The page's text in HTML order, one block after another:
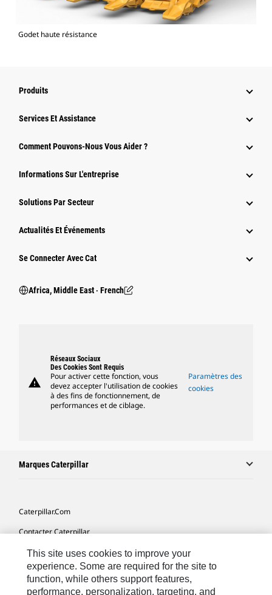
Godet haute résistance
Produits
Services Et Assistance
Comment Pouvons-Nous Vous Aider ?
Informations Sur L'entreprise
Solutions Par Secteur
Actualités Et Événements
Se Connecter Avec Cat
Africa, Middle East ‧ French
warning
Réseaux Sociaux
Des Cookies Sont Requis
Pour activer cette fonction, vous
devez accepter l'utilisation de cookies
à des fins de fonctionnement, de
performances et de ciblage.
Paramètres des
cookies
Marques Caterpillar
Caterpillar.com
Contacter Caterpillar
Mes Préférences Marketing
Plan Du Site
Cookie Settings
This site uses cookies to improve your
experience. Some are required for the site to
function, while others support features,
performance, personalization, targeting, and